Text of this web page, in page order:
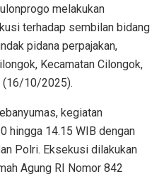
melakukan
terhadap sembilan bidang
pidana perpajakan,
Kecamatan Cilongok,
(16/10/2025).
kegiatan
hingga 14.15 WIB dengan
Polri. Eksekusi dilakukan
Agung RI Nomor 842